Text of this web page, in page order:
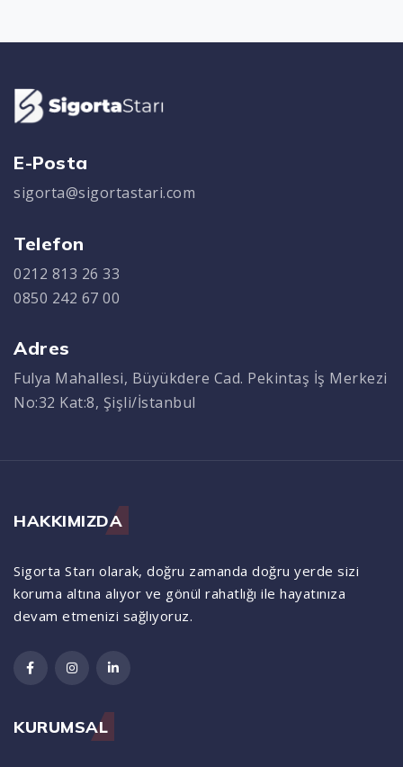
E-Posta
sigorta@sigortastari.com
Telefon
0212 813 26 33
0850 242 67 00
Adres
Fulya Mahallesi, Büyükdere Cad. Pekintaş İş Merkezi
No:32 Kat:8, Şişli/İstanbul
HAKKIMIZDA
Sigorta Starı olarak, doğru zamanda doğru yerde sizi
koruma altına alıyor ve gönül rahatlığı ile hayatınıza
devam etmenizi sağlıyoruz.
KURUMSAL